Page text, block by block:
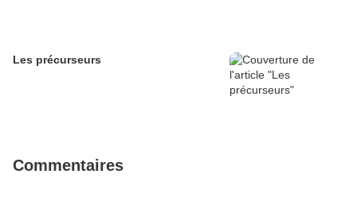
Les précurseurs
Commentaires